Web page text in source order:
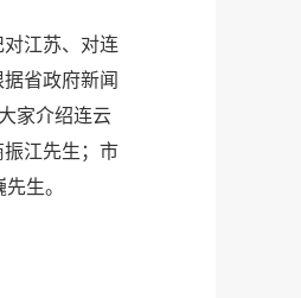
江苏、对连
省政府新闻
家介绍连云
江先生；市
生。